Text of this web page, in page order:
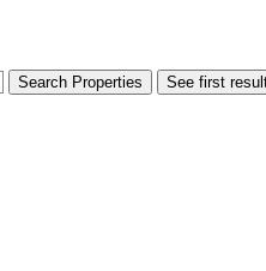
Search Properties See first